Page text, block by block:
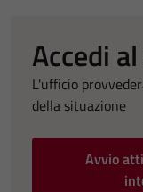
Accedi
L'ufficio
della situazione
Avvio